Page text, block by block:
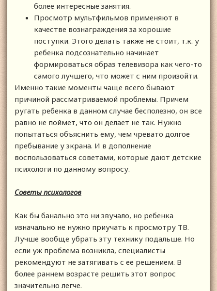
более интересные занятия.
Просмотр мультфильмов применяют в
качестве вознаграждения за хорошие
поступки. Этого делать также не стоит, т.к. у
ребенка подсознательно начинает
формироваться образ телевизора как чего-то
самого лучшего, что может с ним произойти.
Именно такие моменты чаще всего бывают
причиной рассматриваемой проблемы. Причем
ругать ребенка в данном случае бесполезно, он все
равно не поймет, что он делает не так. Нужно
попытаться объяснить ему, чем чревато долгое
пребывание у экрана. И в дополнение
воспользоваться советами, которые дают детские
психологи по данному вопросу.
Советы психологов
Как бы банально это ни звучало, но ребенка
изначально не нужно приучать к просмотру ТВ.
Лучше вообще убрать эту технику подальше. Но
если уж проблема возникла, специалисты
рекомендуют не затягивать с ее решением. В
более раннем возрасте решить этот вопрос
значительно легче.